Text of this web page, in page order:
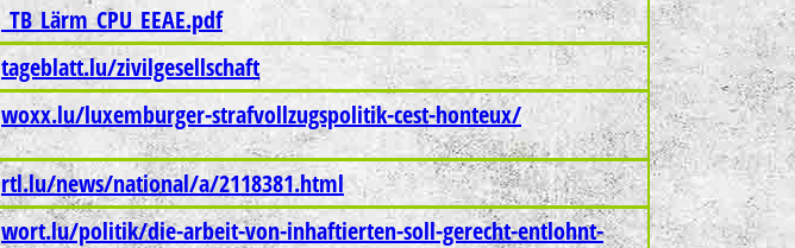
_TB_Lärm_CPU_EEAE.pdf
tageblatt.lu/zivilgesellschaft
woxx.lu/luxemburger-strafvollzugspolitik-cest-honteux/
rtl.lu/news/national/a/2118381.html
wort.lu/politik/die-arbeit-von-inhaftierten-soll-gerecht-entlohnt-